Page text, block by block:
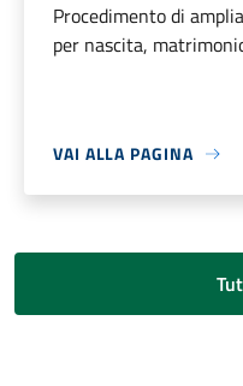
Procedimento di
per nascita,
VAI ALLA PAGINA